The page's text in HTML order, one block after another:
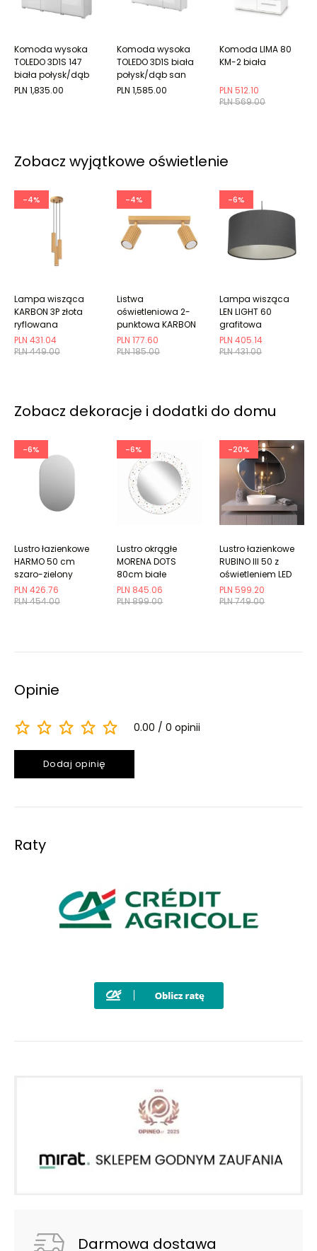
PLN 1,835.00
Komoda wysoka
TOLEDO 3D1S 147
biała połysk/dąb
san remo
PLN 1,585.00
Komoda wysoka
TOLEDO 3D1S biała
połysk/dąb san
remo
PLN 569.00
PLN 512.10
Komoda LIMA 80
KM-2 biała
Zobacz wyjątkowe oświetlenie
-4%
PLN 449.00
PLN 431.04
Lampa wisząca
KARBON 3P złota
ryflowana
-4%
PLN 185.00
PLN 177.60
Listwa
oświetleniowa 2-
punktowa KARBON
2L złota ryflowana
-6%
PLN 431.00
PLN 405.14
Lampa wisząca
LEN LIGHT 60
grafitowa
Zobacz dekoracje i dodatki do domu
-6%
PLN 454.00
PLN 426.76
Lustro łazienkowe
HARMO 50 cm
szaro-zielony
półmat owalne
-6%
PLN 899.00
PLN 845.06
Lustro okrągłe
MORENA DOTS
80cm białe
-20%
PLN 749.00
PLN 599.20
Lustro łazienkowe
RUBINO III 50 z
oświetleniem LED
Opinie
0.00 0 opinii
Dodaj opinię
Raty
Darmowa dostawa